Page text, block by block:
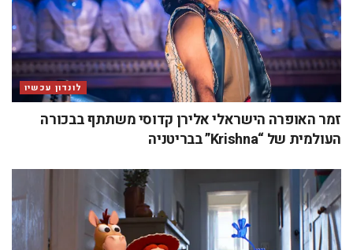
לונדון עכשיו
זמר האופרה הישראלי אלירן קדוסי משתתף בבכורה
העולמית של “Krishna” בבריטניה